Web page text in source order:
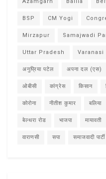
BSP CM Yogi
Mirzapur Samajwadi
Uttar Pradesh Varanasi
अनुप्रिया पटेल अपना दल (एस)
ओबीसी कांग्रेस किसान
कोरोना नीतीश कुमार बलिया
बेल्थरा रोड भाजपा मायावती
वाराणसी सपा समाजवादी पार्टी